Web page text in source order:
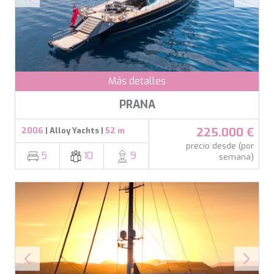
Más detalles
PRANA
2006 | Alloy Yachts | 52 m
5 10 9
225.000 €
precio desde (por
semana)
DE LISLE III
DE ZEUS
DELTA ONE
DESAMIS B
DHAMMA II
DONNA DEL MARE
E-MOTION
ECCE NAVIGO
ENDLESS HORIZON
ESMA SULTAN
ESMERALDA OF THE SEAS
ETERNAL SPARK
ETERNITY
relacionada con el perfil de navegación del usuario.